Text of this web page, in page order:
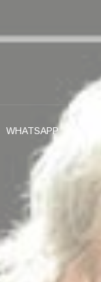
WHATSAPP